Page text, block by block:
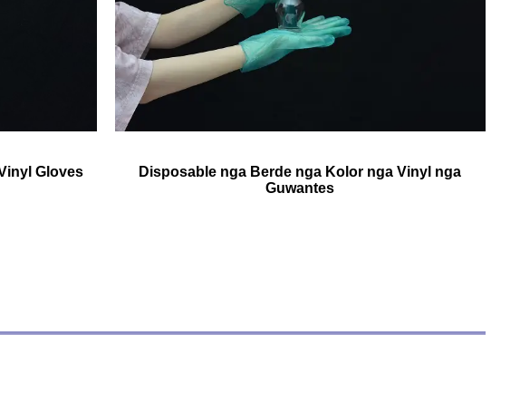
Gloves
Disposable nga Berde nga Kolor nga Vinyl nga
Guwantes